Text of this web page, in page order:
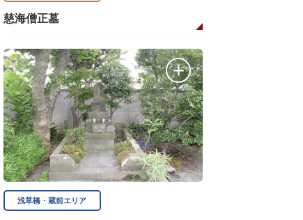
慈海僧正墓
浅草橋・蔵前エリア